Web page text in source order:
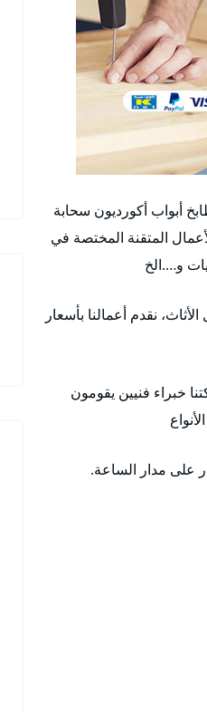
أبواب أكورديون سحابة
المتقنة المختصة في
و….الخ
نقدم أعمالنا بأسعار
شركتنا خبراء فنيين يقومون
على مدار الساعة.